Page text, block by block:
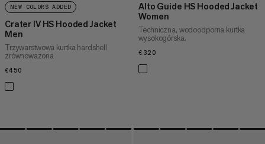
NEW COLORS ADDED
Crater IV HS Hooded Jacket
Men
Trzywarstwowa kurtka hardshell
zrównoważona
€450
Alto Guide HS Hooded Jacket
Women
Techniczna, wodoodporna kurtka
wysokogórska.
€320